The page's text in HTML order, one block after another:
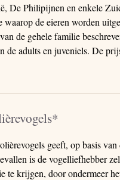
De Philipijnen en enkele
de eieren worden
de gehele familie
de adults en juveniels. De
geeft, op basis
is de vogelliefhebber
te krijgen, door ondermeer